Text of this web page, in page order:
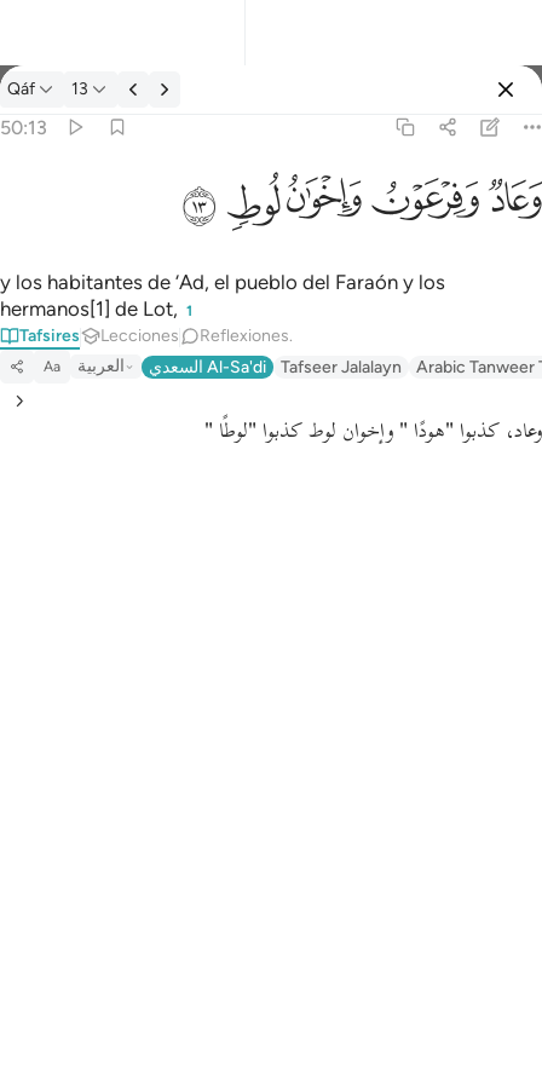
Tafsir: Qáf 50:13
Qáf 13
50:13
وَعَادٌۭ وَفِرْعَوْنُ وَإِخْوَٰنُ لُوطٍۢ ١٣
ﲳﲴﲵﲶﲷ
y los habitantes de ‘Ad, el pueblo del Faraón y los
hermanos[1] de Lot, 1
Tafsires Lecciones Reflexiones.
Aa العربية السعدي Al-Sa'di Tafseer Jalalayn Arabic Tanweer
وعاد، كذبوا "هودًا " وإخوان لوط كذبوا "لوطًا "